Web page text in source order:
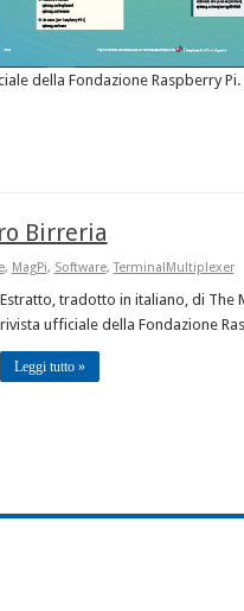
della Fondazione Raspberry Pi.
Birreria
, MagPi, Software,TerminalMultiplexer
Estratto, tradotto in italiano, di The
rivista ufficiale della Fondazione
Leggi tutto »